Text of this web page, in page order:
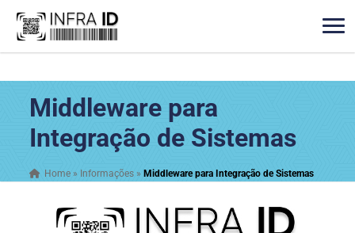
Middleware para
Integração de Sistemas
Home » Informações » Middleware para Integração de Sistemas